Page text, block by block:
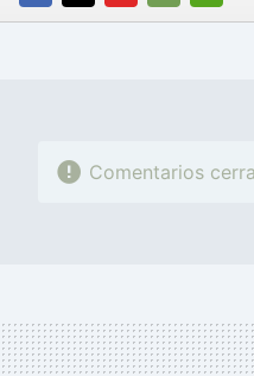
FACEBOOK
TWITTERFLIPBOARD
E-
Comentarios